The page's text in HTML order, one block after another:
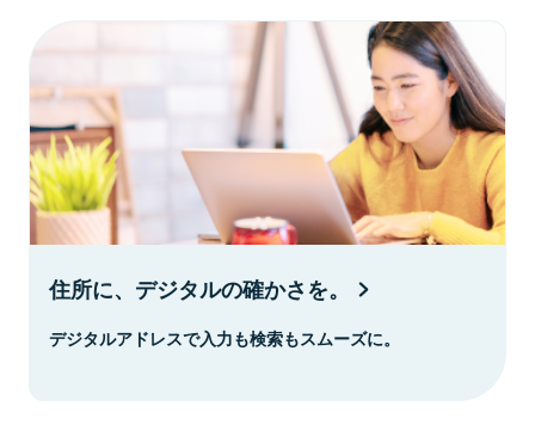
住所に、デジタルの確かさを。
デジタルアドレスで入力も検索もスムーズに。